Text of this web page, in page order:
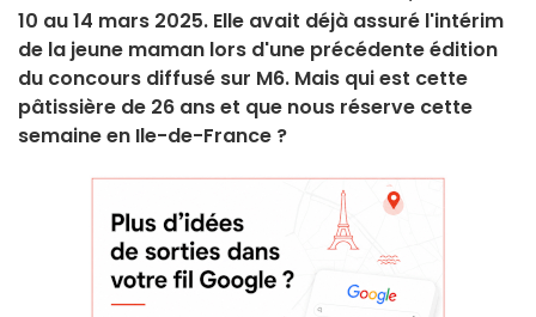
10 au 14 mars 2025. Elle avait déjà assuré l'intérim
de la jeune maman lors d'une précédente édition
du concours diffusé sur M6. Mais qui est cette
pâtissière de 26 ans et que nous réserve cette
semaine en Ile-de-France ?